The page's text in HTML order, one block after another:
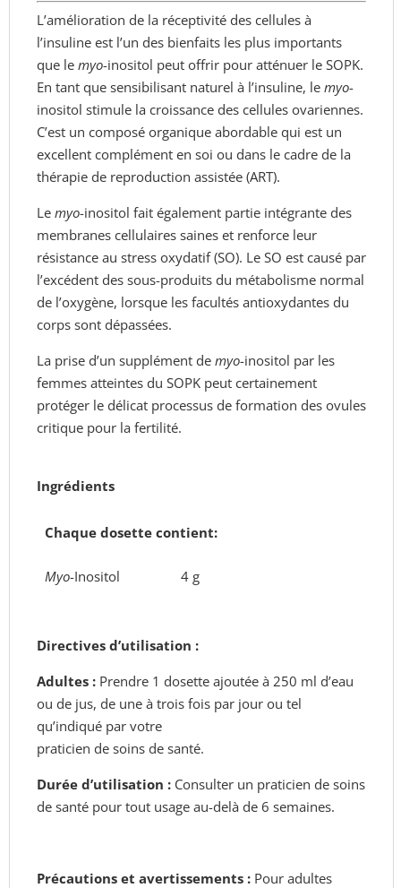
L’amélioration de la réceptivité des cellules à
l’insuline est l’un des bienfaits les plus importants
que le myo-inositol peut offrir pour atténuer le SOPK.
En tant que sensibilisant naturel à l’insuline, le myo-
inositol stimule la croissance des cellules ovariennes.
C’est un composé organique abordable qui est un
excellent complément en soi ou dans le cadre de la
thérapie de reproduction assistée (ART).
Le myo-inositol fait également partie intégrante des
membranes cellulaires saines et renforce leur
résistance au stress oxydatif (SO). Le SO est causé par
l’excédent des sous-produits du métabolisme normal
de l’oxygène, lorsque les facultés antioxydantes du
corps sont dépassées.
La prise d’un supplément de myo-inositol par les
femmes atteintes du SOPK peut certainement
protéger le délicat processus de formation des ovules
critique pour la fertilité.
Ingrédients
Chaque dosette contient:
Myo-Inositol 4 g
Directives d’utilisation :
Adultes : Prendre 1 dosette ajoutée à 250 ml d’eau
ou de jus, de une à trois fois par jour ou tel
qu’indiqué par votre
praticien de soins de santé.
Durée d’utilisation : Consulter un praticien de soins
de santé pour tout usage au-delà de 6 semaines.
Précautions et avertissements : Pour adultes